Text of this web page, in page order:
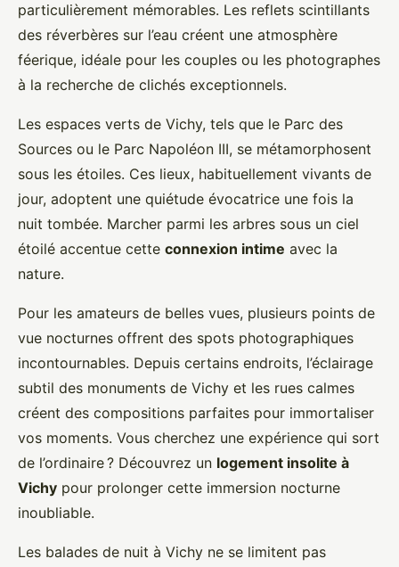
particulièrement mémorables. Les reflets scintillants
des réverbères sur l’eau créent une atmosphère
féerique, idéale pour les couples ou les photographes
à la recherche de clichés exceptionnels.
Les espaces verts de Vichy, tels que le Parc des
Sources ou le Parc Napoléon III, se métamorphosent
sous les étoiles. Ces lieux, habituellement vivants de
jour, adoptent une quiétude évocatrice une fois la
nuit tombée. Marcher parmi les arbres sous un ciel
étoilé accentue cette connexion intime avec la
nature.
Pour les amateurs de belles vues, plusieurs points de
vue nocturnes offrent des spots photographiques
incontournables. Depuis certains endroits, l’éclairage
subtil des monuments de Vichy et les rues calmes
créent des compositions parfaites pour immortaliser
vos moments. Vous cherchez une expérience qui sort
de l’ordinaire ? Découvrez un logement insolite à
Vichy pour prolonger cette immersion nocturne
inoubliable.
Les balades de nuit à Vichy ne se limitent pas